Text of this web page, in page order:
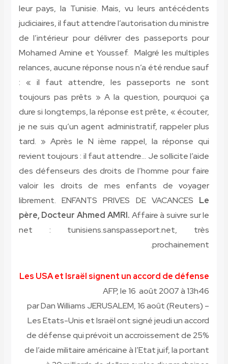
leur pays, la Tunisie. Mais, vu leurs antécédents
judiciaires, il faut attendre l’autorisation du ministre
de l’intérieur pour délivrer des passeports pour
Mohamed Amine et Youssef. Malgré les multiples
relances, aucune réponse nous n’a été rendue sauf
: « il faut attendre, les passeports ne sont
toujours pas prêts » A la question, pourquoi ça
dure si longtemps, la réponse est prête, « écouter,
je ne suis qu’un agent administratif, rappeler plus
tard. » Après le N ième rappel, la réponse qui
revient toujours : il faut attendre… Je sollicite l’aide
des défenseurs des droits de l’homme pour faire
valoir les droits de mes enfants de voyager
librement. ENFANTS PRIVES DE VACANCES Le
père, Docteur Ahmed AMRI. Affaire à suivre sur le
net : tunisiens.sanspasseport.net, très
prochainement.
Les USA et Israël signent un accord de défense
AFP, le 16 août 2007 à 13h46
par Dan Williams JERUSALEM, 16 août (Reuters) –
Les Etats-Unis et Israël ont signé jeudi un accord
de défense qui prévoit un accroissement de 25%
de l’aide militaire américaine à l’Etat juif, la portant